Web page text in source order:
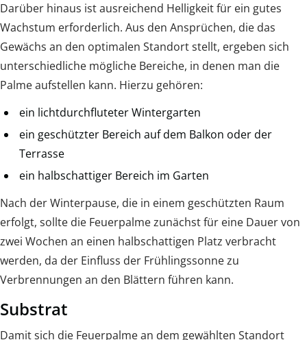
Darüber hinaus ist ausreichend Helligkeit für ein gutes
Wachstum erforderlich. Aus den Ansprüchen, die das
Gewächs an den optimalen Standort stellt, ergeben sich
unterschiedliche mögliche Bereiche, in denen man die
Palme aufstellen kann. Hierzu gehören:
ein lichtdurchfluteter Wintergarten
ein geschützter Bereich auf dem Balkon oder der
Terrasse
ein halbschattiger Bereich im Garten
Nach der Winterpause, die in einem geschützten Raum
erfolgt, sollte die Feuerpalme zunächst für eine Dauer von
zwei Wochen an einen halbschattigen Platz verbracht
werden, da der Einfluss der Frühlingssonne zu
Verbrennungen an den Blättern führen kann.
Substrat
Damit sich die Feuerpalme an dem gewählten Standort